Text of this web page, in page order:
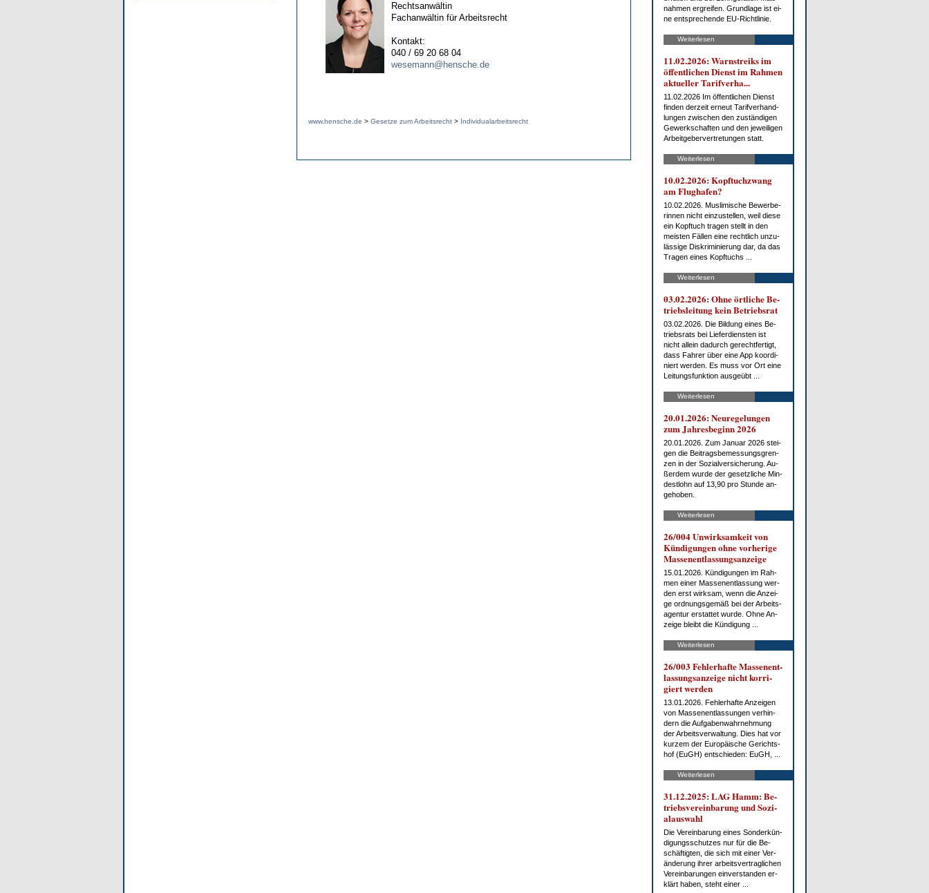
Rechtsanwältin
Fachanwältin für Arbeitsrecht
Kontakt:
040 / 69 20 68 04
wesemann@hensche.de
www.hensche.de > Gesetze zum Arbeitsrecht > Individualarbeitsrecht
nah­men er­grei­fen. Grund­la­ge ist ei­
ne ent­spre­chen­de EU-Richt­li­nie.
Weiterlesen
11.02.2026: Warn­streiks im
öf­fent­li­chen Dienst im Rah­men
ak­tu­el­ler Ta­rif­ver­ha...
11.02.2026 Im öf­fent­li­chen Dienst
fin­den der­zeit er­neut Ta­rif­ver­hand­
lun­gen zwi­schen den zu­stän­di­gen
Ge­werk­schaf­ten und den je­wei­li­gen
Ar­beit­ge­ber­ver­tre­tun­gen statt.
Weiterlesen
10.02.2026: Kopf­tuch­zwang
am Flug­ha­fen?
10.02.2026. Mus­li­mi­sche Be­wer­be­
rin­nen nicht ein­zu­stel­len, weil die­se
ein Kopf­tuch tra­gen stellt in den
meis­ten Fäl­len ei­ne recht­lich un­zu­
läs­si­ge Dis­kri­mi­nie­rung dar, da das
Tra­gen ei­nes Kopf­tuchs ...
Weiterlesen
03.02.2026: Oh­ne ört­li­che Be­
triebs­lei­tung kein Be­triebs­rat
03.02.2026. Die Bil­dung ei­nes Be­
triebs­rats bei Lie­fer­diens­ten ist
nicht al­lein da­durch ge­recht­fer­tigt,
dass Fah­rer über ei­ne App ko­or­di­
niert wer­den. Es muss vor Ort ei­ne
Lei­tungs­funk­ti­on aus­ge­übt ...
Weiterlesen
20.01.2026: Neu­re­ge­lun­gen
zum Jah­res­be­ginn 2026
20.01.2026. Zum Ja­nu­ar 2026 stei­
gen die Bei­trags­be­mes­sungs­gren­
zen in der So­zi­al­ver­si­che­rung. Au­
ßer­dem wur­de der ge­setz­li­che Min­
dest­lohn auf 13,90 pro St­un­de an­
ge­ho­ben.
Weiterlesen
26/004 Un­wirk­sam­keit von
Kün­di­gun­gen oh­ne vor­he­ri­ge
Mas­sen­ent­las­sungs­an­zei­ge
15.01.2026. Kün­di­gun­gen im Rah­
men ei­ner Mas­sen­ent­las­sung wer­
den erst wirk­sam, wenn die An­zei­
ge ord­nungs­ge­mäß bei der Ar­beits­
agen­tur er­stat­tet wur­de. Oh­ne An­
zei­ge bleibt die Kün­di­gung ...
Weiterlesen
26/003 Feh­ler­haf­te Mas­sen­ent­
las­sungs­an­zei­ge nicht kor­ri­
giert wer­den
13.01.2026. Feh­ler­haf­te An­zei­gen
von Mas­sen­ent­las­sun­gen ver­hin­
dern die Auf­ga­ben­wahr­neh­mung
der Ar­beits­ver­wal­tung. Dies hat vor
kur­zem der Eu­ro­päi­sche Ge­richts­
hof (EuGH) ent­schie­den: EuGH, ...
Weiterlesen
31.12.2025: LAG Hamm: Be­
triebs­ver­ein­ba­rung und So­zi­
al­aus­wahl
Die Ver­ein­ba­rung ei­nes Son­der­kün­
di­gungs­schut­zes nur für die Be­
schäf­tig­ten, die sich mit ei­ner Ver­
än­de­rung ih­rer ar­beits­ver­trag­li­chen
Ver­ein­ba­run­gen ein­ver­stan­den er­
klärt ha­ben, steht ei­ner ...